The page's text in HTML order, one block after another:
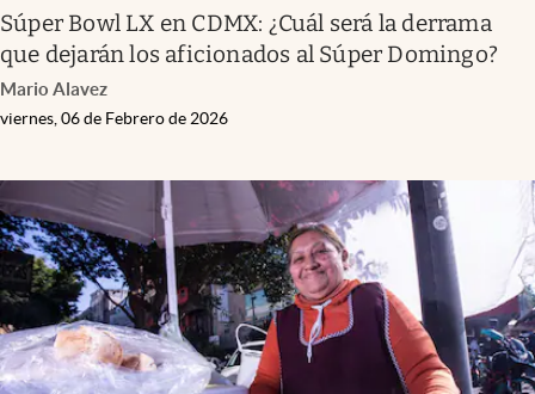
Súper Bowl LX en CDMX: ¿Cuál será la derrama
que dejarán los aficionados al Súper Domingo?
Mario Alavez
viernes, 06 de Febrero de 2026